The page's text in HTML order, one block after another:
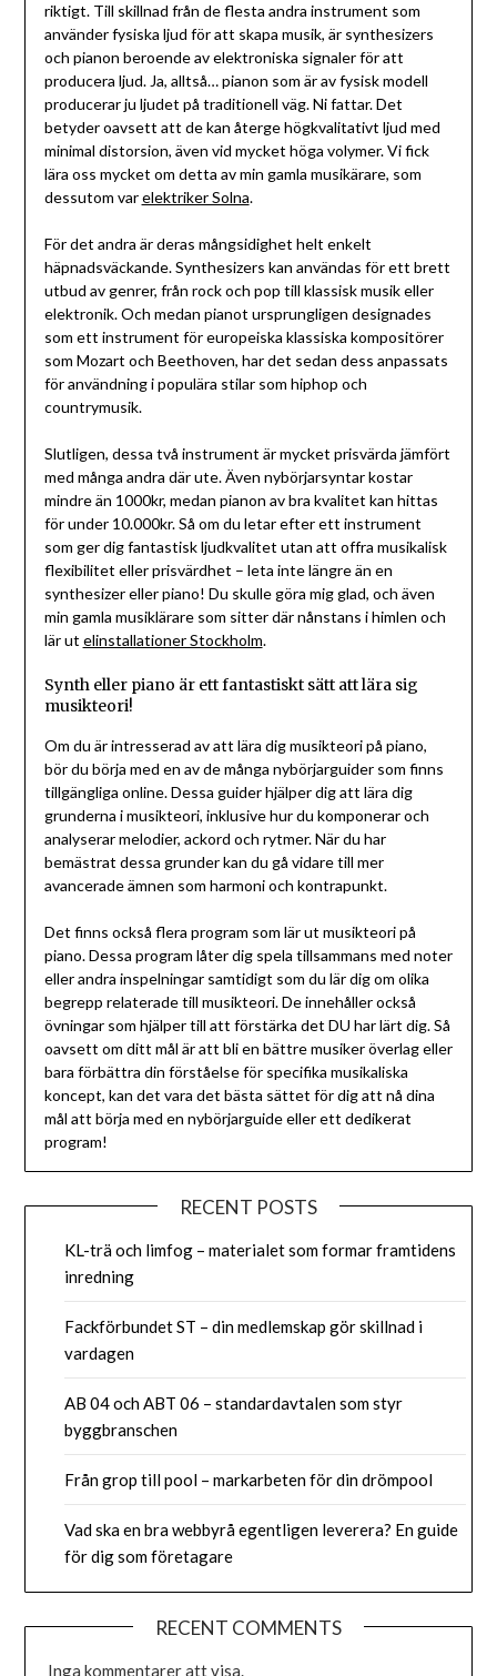
riktigt. Till skillnad från de flesta andra instrument som
använder fysiska ljud för att skapa musik, är synthesizers
och pianon beroende av elektroniska signaler för att
producera ljud. Ja, alltså… pianon som är av fysisk modell
producerar ju ljudet på traditionell väg. Ni fattar. Det
betyder oavsett att de kan återge högkvalitativt ljud med
minimal distorsion, även vid mycket höga volymer. Vi fick
lära oss mycket om detta av min gamla musikärare, som
dessutom varelektriker Solna.
För det andra är deras mångsidighet helt enkelt
häpnadsväckande. Synthesizers kan användas för ett brett
utbud av genrer, från rock och pop till klassisk musik eller
elektronik. Och medan pianot ursprungligen designades
som ett instrument för europeiska klassiska kompositörer
som Mozart och Beethoven, har det sedan dess anpassats
för användning i populära stilar som hiphop och
countrymusik.
Slutligen, dessa två instrument är mycket prisvärda jämfört
med många andra där ute. Även nybörjarsyntar kostar
mindre än 1000kr, medan pianon av bra kvalitet kan hittas
för under 10.000kr. Så om du letar efter ett instrument
som ger dig fantastisk ljudkvalitet utan att offra musikalisk
flexibilitet eller prisvärdhet – leta inte längre än en
synthesizer eller piano! Du skulle göra mig glad, och även
min gamla musiklärare som sitter där nånstans i himlen och
lär ut elinstallationer Stockholm.
Synth eller piano är ett fantastiskt sätt att lära sig
musikteori!
Om du är intresserad av att lära dig musikteori på piano,
bör du börja med en av de många nybörjarguider som finns
tillgängliga online. Dessa guider hjälper dig att lära dig
grunderna i musikteori, inklusive hur du komponerar och
analyserar melodier, ackord och rytmer. När du har
bemästrat dessa grunder kan du gå vidare till mer
avancerade ämnen som harmoni och kontrapunkt.
Det finns också flera program som lär ut musikteori på
piano. Dessa program låter dig spela tillsammans med noter
eller andra inspelningar samtidigt som du lär dig om olika
begrepp relaterade till musikteori. De innehåller också
övningar som hjälper till att förstärka det DU har lärt dig. Så
oavsett om ditt mål är att bli en bättre musiker överlag eller
bara förbättra din förståelse för specifika musikaliska
koncept, kan det vara det bästa sättet för dig att nå dina
mål att börja med en nybörjarguide eller ett dedikerat
program!
RECENT POSTS
KL-trä och limfog – materialet som formar framtidens
inredning
Fackförbundet ST – din medlemskap gör skillnad i
vardagen
AB 04 och ABT 06 – standardavtalen som styr
byggbranschen
Från grop till pool – markarbeten för din drömpool
Vad ska en bra webbyrå egentligen leverera? En guide
för dig som företagare
RECENT COMMENTS
Inga kommentarer att visa.